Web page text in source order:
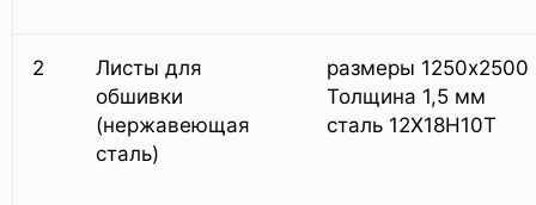
2
Листы для
обшивки
(нержавеющая
сталь)
размеры
Толщина 1,5 мм
сталь 12Х18Н10Т